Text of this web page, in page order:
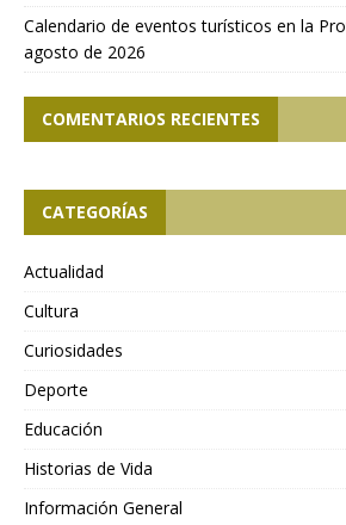
Calendario de eventos turísticos en la
agosto de 2026
COMENTARIOS RECIENTES
CATEGORÍAS
Actualidad
Cultura
Curiosidades
Deporte
Educación
Historias de Vida
Información General